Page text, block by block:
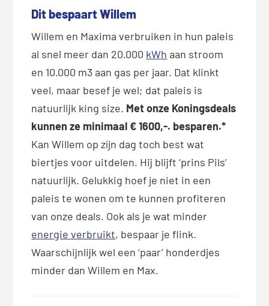
Dit bespaart Willem
Willem en Maxima verbruiken in hun paleis
al snel meer dan 20.000 kWh aan stroom
en 10.000 m3 aan gas per jaar. Dat klinkt
veel, maar besef je wel; dat paleis is
natuurlijk king size. Met onze Koningsdeals
kunnen ze minimaal € 1600,-. besparen.*
Kan Willem op zíjn dag toch best wat
biertjes voor uitdelen. Hij blijft ‘prins Pils’
natuurlijk. Gelukkig hoef je niet in een
paleis te wonen om te kunnen profiteren
van onze deals. Ook als je wat minder
energie verbruikt, bespaar je flink.
Waarschijnlijk wel een ‘paar’ honderdjes
minder dan Willem en Max.